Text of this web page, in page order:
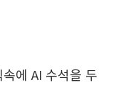
에 AI 수석을 두